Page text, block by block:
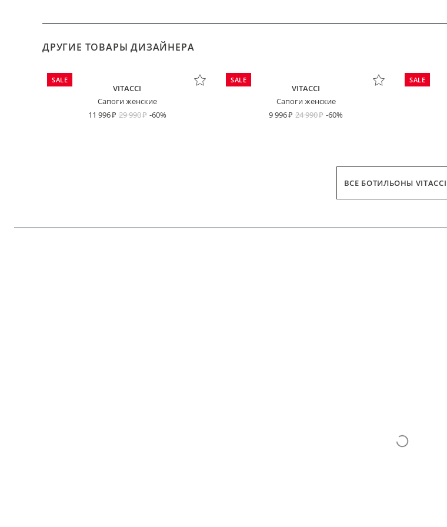
ДРУГИЕ ТОВАРЫ ДИЗАЙНЕРА
SALE
VITACCI
Сапоги женские
11 996
29 990 -60%
SALE
VITACCI
Сапоги женские
9 996
24 990 -60%
SALE
ВСЕ БОТИЛЬОНЫ VITACCI